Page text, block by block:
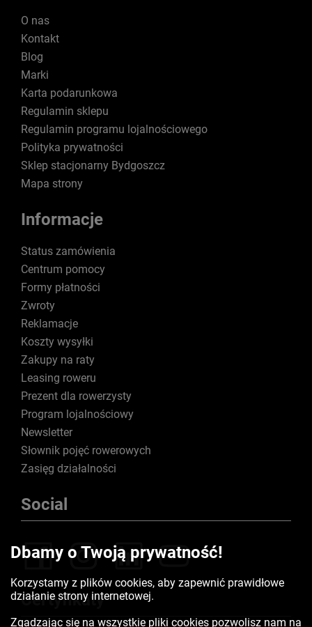
O nas
Kontakt
Blog
Marki
Karta podarunkowa
Regulamin sklepu
Regulamin programu lojalnościowego
Polityka prywatności
Sklep stacjonarny Bydgoszcz
Mapa strony
Informacje
Status zamówienia
Centrum pomocy
Formy płatności
Zwroty
Reklamacje
Koszty wysyłki
Zakupy na raty
Leasing roweru
Prezent dla rowerzysty
Program lojalnościowy
Newsletter
Słownik pojęć rowerowych
Zasięg działalności
Social
Certyfikaty
Dbamy o Twoją prywatność!
Korzystamy z plików cookies, aby zapewnić prawidłowe
działanie strony internetowej.
Zgadzając się na wszystkie pliki cookies pozwolisz nam na